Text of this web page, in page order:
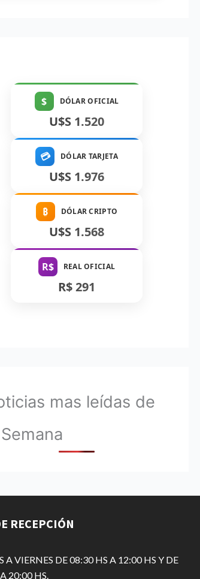
$ DÓLAR OFICIAL
U$S 1.520
💳 DÓLAR TARJETA
U$S 1.976
₿ DÓLAR CRIPTO
U$S 1.568
R$ REAL OFICIAL
R$ 291
mas leídas de
RECEPCIÓN
A VIERNES DE 08:30 HS A 12:00 HS Y DE
20:00 HS.